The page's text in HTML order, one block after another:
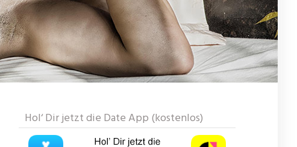
Hol‘ Dir jetzt die Date App (kostenlos)